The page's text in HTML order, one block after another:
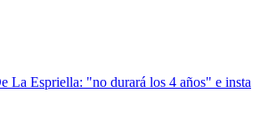
La Espriella: "no durará los 4 años" e insta